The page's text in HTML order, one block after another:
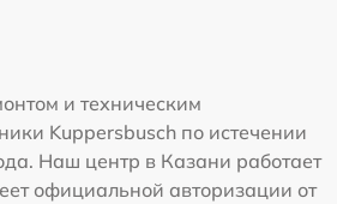
и техническим
Kuppersbusch по истечении
Наш центр в Казани работает
официальной авторизации от